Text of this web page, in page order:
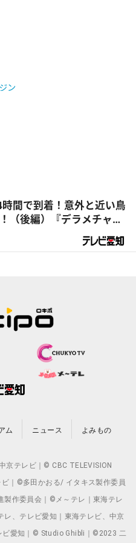
ン
間で到着！意外と近い鳥
（後編）『デラメチャ気
ム ニュース よみもの
京テレビ｜© CBC TELEVISION
｜©多田かおる/ イタキス製作委員
作委員会｜©メ～テレ｜東海テレ
レ、テレビ愛知｜東海テレビ、中京
ビ愛知｜© Studio Ghibli｜©2023 二